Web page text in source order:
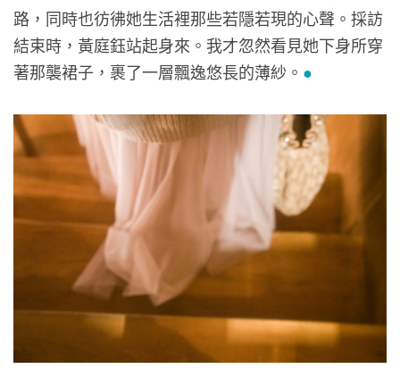
路，同時也彷彿她生活裡那些若隱若現的心聲。採訪
結束時，黃庭鈺站起身來。我才忽然看見她下身所穿
著那襲裙子，裹了一層飄逸悠長的薄紗。 ●